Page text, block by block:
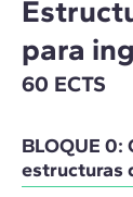
para
60 ECTS
BLOQUE 0:
estructuras